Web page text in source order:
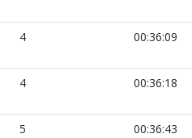
4 00:36:09
4 00:36:18
5 00:36:43